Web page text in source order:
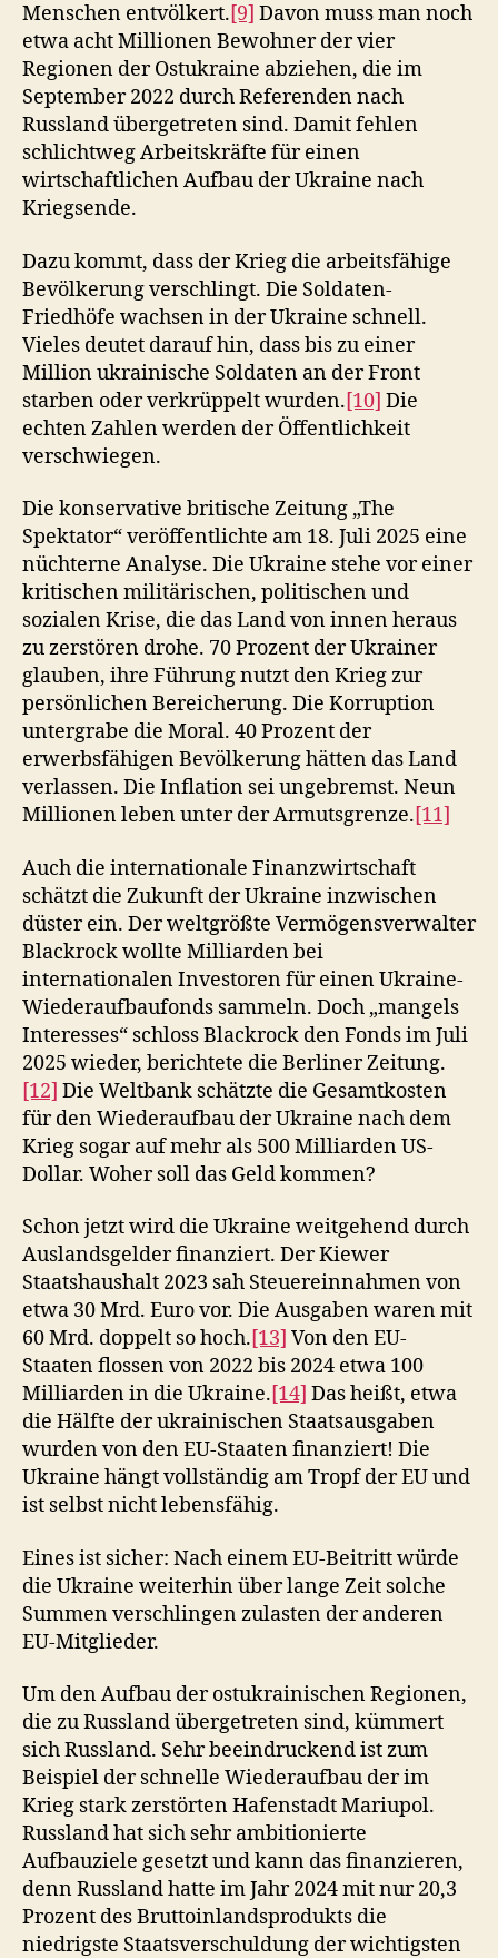
Menschen entvölkert.[9] Davon muss man noch
etwa acht Millionen Bewohner der vier
Regionen der Ostukraine abziehen, die im
September 2022 durch Referenden nach
Russland übergetreten sind. Damit fehlen
schlichtweg Arbeitskräfte für einen
wirtschaftlichen Aufbau der Ukraine nach
Kriegsende.
Dazu kommt, dass der Krieg die arbeitsfähige
Bevölkerung verschlingt. Die Soldaten-
Friedhöfe wachsen in der Ukraine schnell.
Vieles deutet darauf hin, dass bis zu einer
Million ukrainische Soldaten an der Front
starben oder verkrüppelt wurden.[10] Die
echten Zahlen werden der Öffentlichkeit
verschwiegen.
Die konservative britische Zeitung „The
Spektator“ veröffentlichte am 18. Juli 2025 eine
nüchterne Analyse. Die Ukraine stehe vor einer
kritischen militärischen, politischen und
sozialen Krise, die das Land von innen heraus
zu zerstören drohe. 70 Prozent der Ukrainer
glauben, ihre Führung nutzt den Krieg zur
persönlichen Bereicherung. Die Korruption
untergrabe die Moral. 40 Prozent der
erwerbsfähigen Bevölkerung hätten das Land
verlassen. Die Inflation sei ungebremst. Neun
Millionen leben unter der Armutsgrenze.[11]
Auch die internationale Finanzwirtschaft
schätzt die Zukunft der Ukraine inzwischen
düster ein. Der weltgrößte Vermögensverwalter
Blackrock wollte Milliarden bei
internationalen Investoren für einen Ukraine-
Wiederaufbaufonds sammeln. Doch „mangels
Interesses“ schloss Blackrock den Fonds im Juli
2025 wieder, berichtete die Berliner Zeitung.
[12] Die Weltbank schätzte die Gesamtkosten
für den Wiederaufbau der Ukraine nach dem
Krieg sogar auf mehr als 500 Milliarden US-
Dollar. Woher soll das Geld kommen?
Schon jetzt wird die Ukraine weitgehend durch
Auslandsgelder finanziert. Der Kiewer
Staatshaushalt 2023 sah Steuereinnahmen von
etwa 30 Mrd. Euro vor. Die Ausgaben waren mit
60 Mrd. doppelt so hoch.[13] Von den EU-
Staaten flossen von 2022 bis 2024 etwa 100
Milliarden in die Ukraine.[14] Das heißt, etwa
die Hälfte der ukrainischen Staatsausgaben
wurden von den EU-Staaten finanziert! Die
Ukraine hängt vollständig am Tropf der EU und
ist selbst nicht lebensfähig.
Eines ist sicher: Nach einem EU-Beitritt würde
die Ukraine weiterhin über lange Zeit solche
Summen verschlingen zulasten der anderen
EU-Mitglieder.
Um den Aufbau der ostukrainischen Regionen,
die zu Russland übergetreten sind, kümmert
sich Russland. Sehr beeindruckend ist zum
Beispiel der schnelle Wiederaufbau der im
Krieg stark zerstörten Hafenstadt Mariupol.
Russland hat sich sehr ambitionierte
Aufbauziele gesetzt und kann das finanzieren,
denn Russland hatte im Jahr 2024 mit nur 20,3
Prozent des Bruttoinlandsprodukts die
niedrigste Staatsverschuldung der wichtigsten